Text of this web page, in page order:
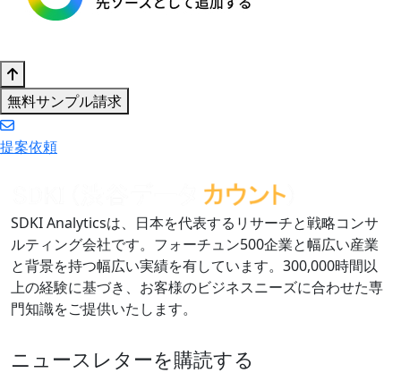
無料サンプル請求
提案依頼
SDKI Analyticsは、日本を代表するリサーチと戦略コンサ
ルティング会社です。フォーチュン500企業と幅広い産業
と背景を持つ幅広い実績を有しています。300,000時間以
上の経験に基づき、お客様のビジネスニーズに合わせた専
門知識をご提供いたします。
ニュースレターを購読する